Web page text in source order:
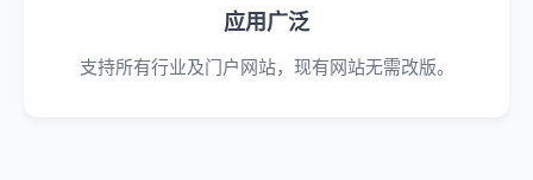
应用广泛
支持所有行业及门户网站，现有网站无需改版。